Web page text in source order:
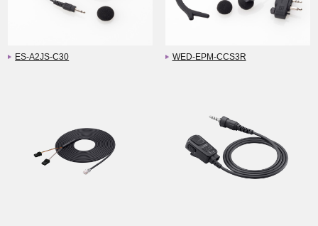
ES-A2JS-C30 WED-EPM-CCS3R